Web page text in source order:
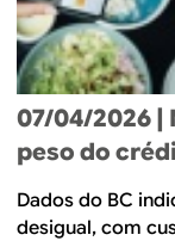
07/04/2026 |
peso do
Dados do BC
desigual, com